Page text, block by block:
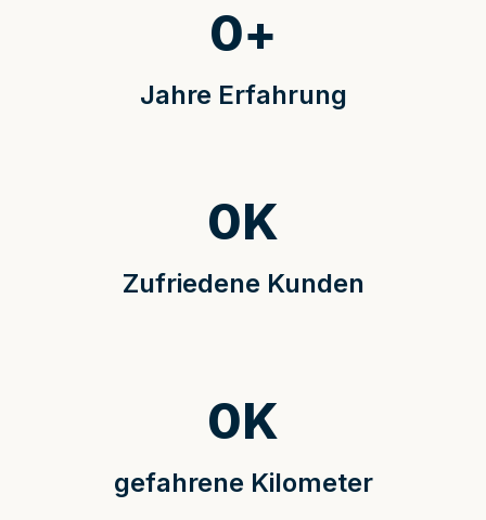
Jahre Erfahrung
0+
Zufriedene Kunden
0K
gefahrene Kilometer
0K